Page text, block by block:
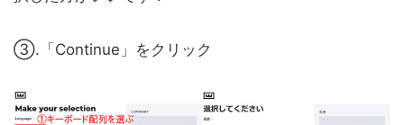
③.「Continue 」をクリック